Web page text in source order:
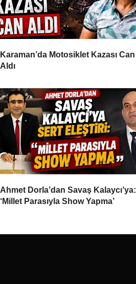
Karaman’da Motosiklet Kazası Can
Aldı
Ahmet Dorla’dan Savaş Kalaycı’ya:
‘Millet Parasıyla Show Yapma’